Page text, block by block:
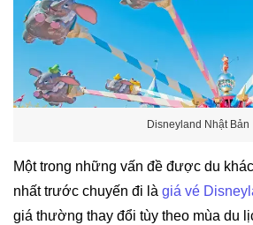
Disneyland Nhật Bản
Một trong những vấn đề được du
nhất trước chuyến đi là giá vé
giá thường thay đổi tùy theo mùa du